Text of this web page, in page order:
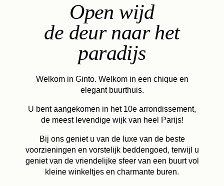
Open wijd
de deur naar het
paradijs
Welkom in Ginto. Welkom in een chique en
elegant buurthuis.
U bent aangekomen in het 10e arrondissement,
de meest levendige wijk van heel Parijs!
Bij ons geniet u van de luxe van de beste
voorzieningen en vorstelijk beddengoed, terwijl u
geniet van de vriendelijke sfeer van een buurt vol
kleine winkeltjes en charmante buren.